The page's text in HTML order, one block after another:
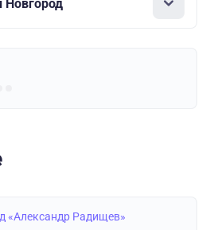
«Александр Радищев»